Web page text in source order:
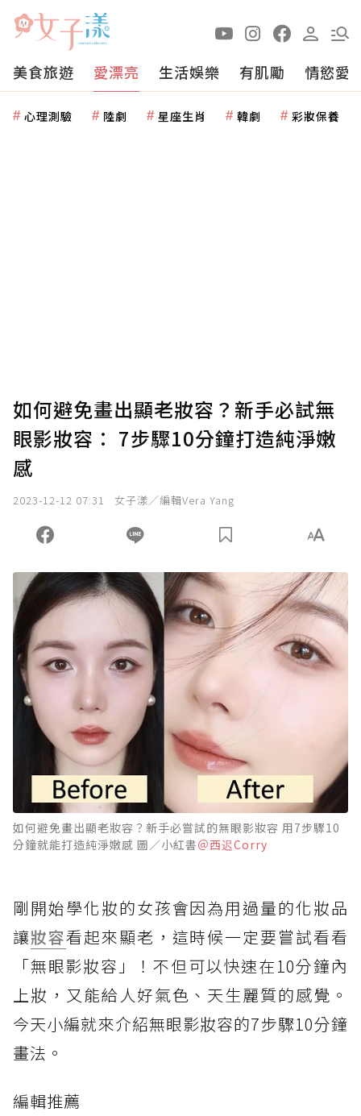
美食旅遊 愛漂亮 生活娛樂 有肌勵 情慾愛
心理測驗 陸劇 星座生肖 韓劇 彩妝保養
如何避免畫出顯老妝容？新手必試無
眼影妝容： 7步驟10分鐘打造純淨嫩
感
2023-12-12 07:31 女子漾／編輯Vera Yang
如何避免畫出顯老妝容？新手必嘗試的無眼影妝容 用7步驟10
分鐘就能打造純淨嫩感 圖／小紅書＠西迟Corry
剛開始學化妝的女孩會因為用過量的化妝品
讓妝容看起來顯老，這時候一定要嘗試看看
「無眼影妝容」！不但可以快速在10分鐘內
上妝，又能給人好氣色、天生麗質的感覺。
今天小編就來介紹無眼影妝容的7步驟10分鐘
畫法。
編輯推薦